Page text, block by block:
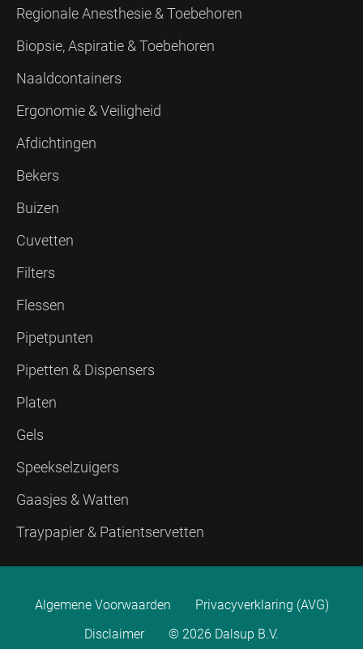
Regionale Anesthesie & Toebehoren
Biopsie, Aspiratie & Toebehoren
Naaldcontainers
Ergonomie & Veiligheid
Afdichtingen
Bekers
Buizen
Cuvetten
Filters
Flessen
Pipetpunten
Pipetten & Dispensers
Platen
Gels
Speekselzuigers
Gaasjes & Watten
Traypapier & Patientservetten
Algemene Voorwaarden
Privacyverklaring (AVG)
Disclaimer
© 2026 Dalsup B.V.